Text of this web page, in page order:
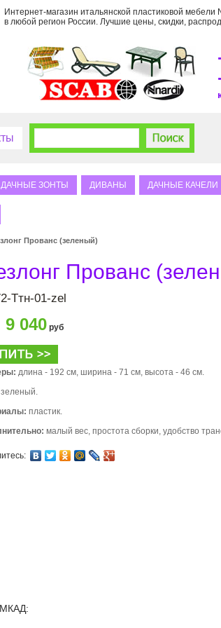
Интернет-магазин итальянской пластиковой мебели
в любой регион России. Лучшие цены, скидки,
ДАЧНЫЕ ЗОНТЫ ДИВАНЫ ДАЧНЫЕ КАЧЕЛИ
Прованс (зеленый)
Прованс
Ттн-01-zel
9 040 руб
длина - 192 см, ширина - 71 см, высота - 46 см.
зеленый.
пластик.
малый вес, простота сборки, удобство
МКАД: